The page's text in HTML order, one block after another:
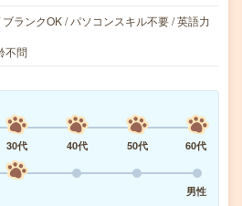
ランクOK / パソコンスキル不要 / 英語力
不問
30代 40代 50代
60代
男性